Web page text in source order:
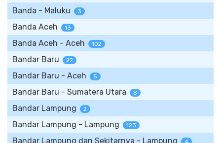
Banda - Maluku 3
Banda Aceh 13
Banda Aceh - Aceh 102
Bandar Baru 22
Bandar Baru - Aceh 5
Bandar Baru - Sumatera Utara 8
Bandar Lampung 2
Bandar Lampung - Lampung 123
Bandar Lampung dan Sekitarnya - Lampung 4